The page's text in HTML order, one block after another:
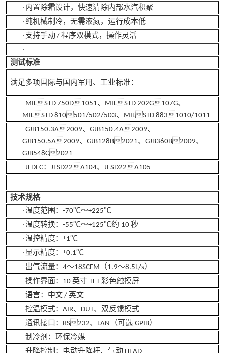
· 内置除霜设计，快速清除内部水汽积聚
· 纯机械制冷，无需液氮，运行成本低
· 支持手动 / 程序双模式，操作灵活
·
测试标准
满足多项国际与国内军用、工业标准：
· MILSTD 750D1051、 MILSTD 202G107G、
MILSTD 810501/502/503、 MILSTD 8831010/1011
· GJB150.3A2009、 GJB150.4A2009、
GJB150.5A2009、 GJB128B2021、 GJB360B2009、
GJB548C2021
· JEDEC： JESD22A104、 JESD22A105
技术规格
· 温度范围： -70℃～+225℃
· 温度转换： -55℃～+125℃约 10 秒
· 温控精度： ±1℃
· 显示精度： ±0.1℃
· 出气流量： 4～18SCFM （ 1.9～8.5L/s）
· 操作界面： 10 英寸 TFT彩色触摸屏
· 语言：中文 / 英文
· 控温模式： AIR、 DUT、双反馈模式
· 通讯接口： RS232、 LAN （可选 GPIB）
· 制冷剂：环保冷媒
· 升降控制：电动升降杆、气动